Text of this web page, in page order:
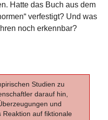
Hatte das Buch aus dem
verfestigt? Und was
noch erkennbar?
Studien zu
darauf hin,
und
Reaktion auf fiktionale